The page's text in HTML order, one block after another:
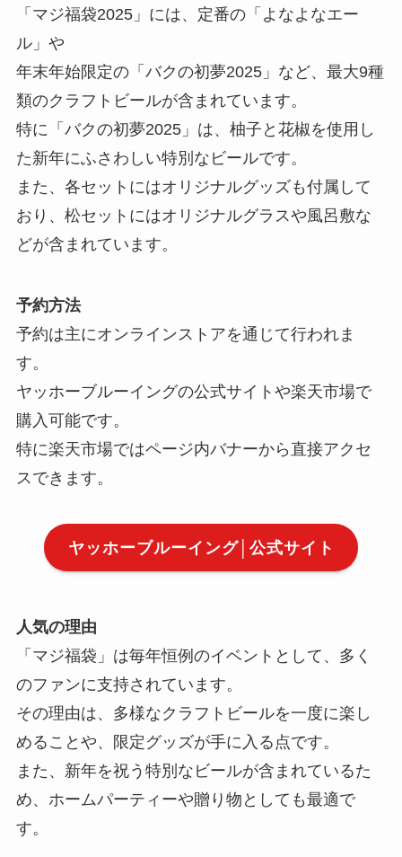
「マジ福袋2025」には、定番の「よなよなエー
ル」や
年末年始限定の「バクの初夢2025」など、最大9種
類のクラフトビールが含まれています。
特に「バクの初夢2025」は、柚子と花椒を使用し
た新年にふさわしい特別なビールです。
また、各セットにはオリジナルグッズも付属して
おり、松セットにはオリジナルグラスや風呂敷な
どが含まれています。
予約方法
予約は主にオンラインストアを通じて行われま
す。
ヤッホーブルーイングの公式サイトや楽天市場で
購入可能です。
特に楽天市場ではページ内バナーから直接アクセ
スできます。
ヤッホーブルーイング│公式サイト
人気の理由
「マジ福袋」は毎年恒例のイベントとして、多く
のファンに支持されています。
その理由は、多様なクラフトビールを一度に楽し
めることや、限定グッズが手に入る点です。
また、新年を祝う特別なビールが含まれているた
め、ホームパーティーや贈り物としても最適で
す。